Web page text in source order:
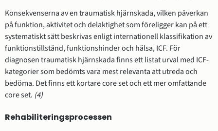
Konsekvenserna av en traumatisk hjärnskada, vilken påverkan
på funktion, aktivitet och delaktighet som föreligger kan på ett
systematiskt sätt beskrivas enligt internationell klassifikation av
funktionstillstånd, funktionshinder och hälsa, ICF. För
diagnosen traumatisk hjärnskada finns ett listat urval med ICF-
kategorier som bedömts vara mest relevanta att utreda och
bedöma. Det finns ett kortare core set och ett mer omfattande
core set. (4)
Rehabiliteringsprocessen